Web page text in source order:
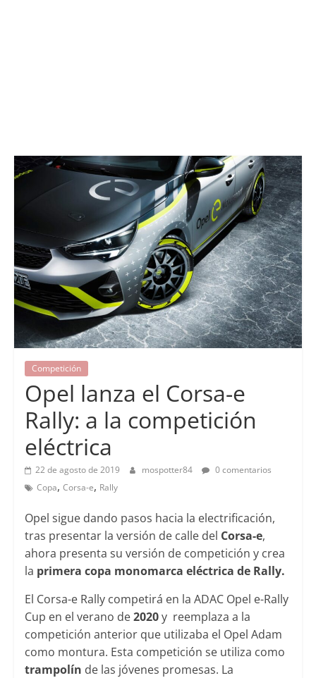
Competición
Opel lanza el Corsa-e
Rally: a la competición
eléctrica
22 de agosto de 2019 mospotter84
0 comentarios
Copa, Corsa-e, Rally
Opel sigue dando pasos hacia la electrificación,
tras presentar la versión de calle del Corsa-e,
ahora presenta su versión de competición y crea
la primera copa monomarca eléctrica de Rally.
El Corsa-e Rally competirá en la ADAC Opel e-Rally
Cup en el verano de2020y reemplaza a la
competición anterior que utilizaba el Opel Adam
como montura. Esta competición se utiliza como
trampolín de las jóvenes promesas. La